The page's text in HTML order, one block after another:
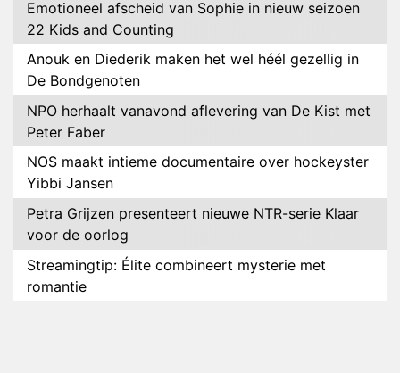
Emotioneel afscheid van Sophie in nieuw seizoen
22 Kids and Counting
Anouk en Diederik maken het wel héél gezellig in
De Bondgenoten
NPO herhaalt vanavond aflevering van De Kist met
Peter Faber
NOS maakt intieme documentaire over hockeyster
Yibbi Jansen
Petra Grijzen presenteert nieuwe NTR-serie Klaar
voor de oorlog
Streamingtip: Élite combineert mysterie met
romantie